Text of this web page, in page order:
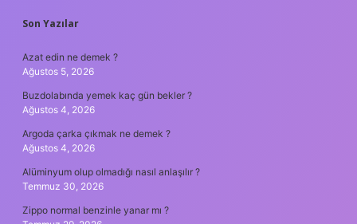
SIDEBAR
Son Yazılar
Azat edin ne demek ?
Ağustos 5, 2026
Buzdolabında yemek kaç gün bekler ?
Ağustos 4, 2026
Argoda çarka çıkmak ne demek ?
Ağustos 4, 2026
Alüminyum olup olmadığı nasıl anlaşılır ?
Temmuz 30, 2026
Zippo normal benzinle yanar mı ?